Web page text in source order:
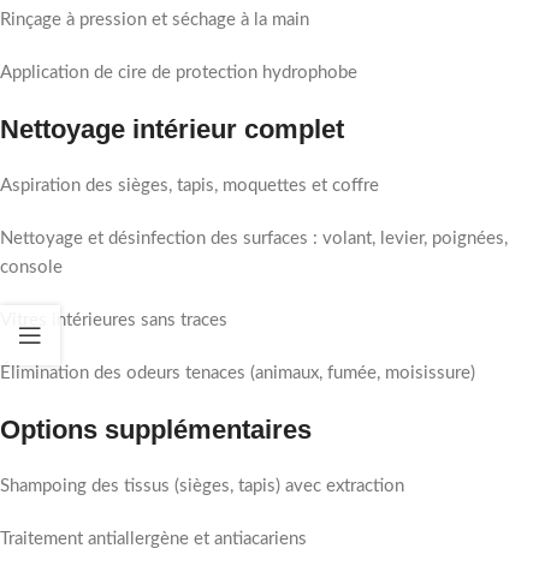
Rinçage à pression et séchage à la main
Application de cire de protection hydrophobe
Nettoyage intérieur complet
Aspiration des sièges, tapis, moquettes et coffre
Nettoyage et désinfection des surfaces : volant, levier, poignées,
console
Vitres intérieures sans traces
Élimination des odeurs tenaces (animaux, fumée, moisissure)
Options supplémentaires
Shampoing des tissus (sièges, tapis) avec extraction
Traitement antiallergène et antiacariens